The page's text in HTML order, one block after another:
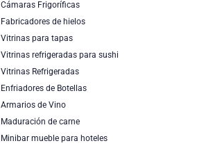
Cámaras Frigoríficas
Fabricadores de hielos
Vitrinas para tapas
Vitrinas refrigeradas para sushi
Vitrinas Refrigeradas
Enfriadores de Botellas
Armarios de Vino
Maduración de carne
Minibar mueble para hoteles